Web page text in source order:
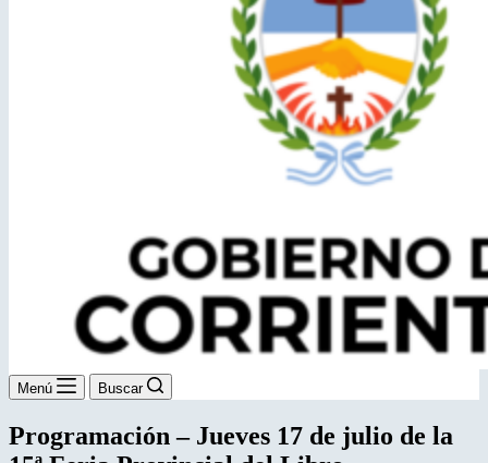
Menú Buscar
Programación – Jueves 17 de julio de la